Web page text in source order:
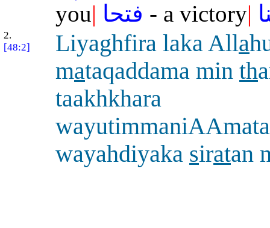
you| فتحا - a victory|
2.
[48:2]
Liyaghfira laka Alla
mataqaddama min th
taakhkhara
wayahdiyaka siratan